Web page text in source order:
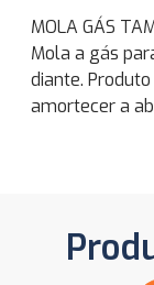
MOLA GÁS
Mola a gás
diante.
amortecer a